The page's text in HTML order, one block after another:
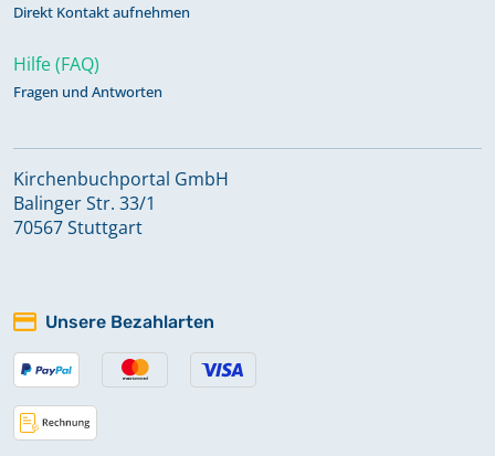
Direkt Kontakt aufnehmen
Hilfe (FAQ)
Fragen und Antworten
Kirchenbuchportal GmbH
Balinger Str. 33/1
70567 Stuttgart
Unsere Bezahlarten